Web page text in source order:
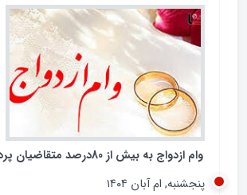
وام ازدواج به بیش از 80درصد متقاضیان پرداخت شده است
پنجشنبه, ام آبان ۱۴۰۴